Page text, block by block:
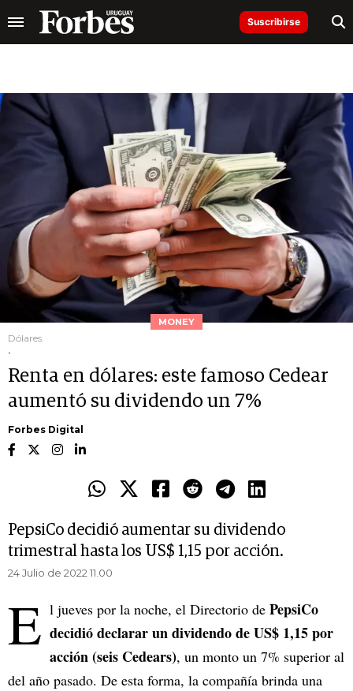
Suscribirse
MONEY
Dólares.
.
Renta en dólares: este famoso Cedear
aumentó su dividendo un 7%
Forbes Digital
PepsiCo decidió aumentar su dividendo
trimestral hasta los US$ 1,15 por acción.
24 Julio de 2022 11.00
E l jueves por la noche, el Directorio de PepsiCo
decidió declarar un dividendo de US$ 1,15 por
acción (seis Cedears), un monto un 7% superior al
del año pasado. De esta forma, la compañía brinda una